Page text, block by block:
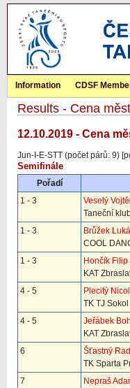
Information CDSF
Results - Cena
12.10.2019 - Cena
Jun-I-E-STT (počet párů: 9)
Semifinále
Pořadí
1 - 3
Veselý
Taneční
1 - 3
Brůžek
COOL
1 - 3
Hončík
KAT
4 - 5
Plecitý
TK TJ
4 - 5
Jeřábek
KAT
6
Šťastný
TK Sparta
7
Nepraš